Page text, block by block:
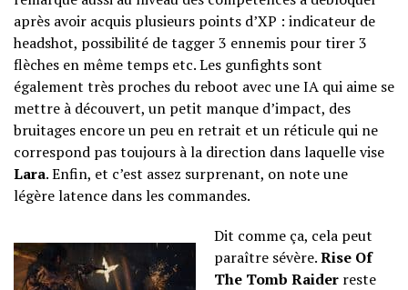
après avoir acquis plusieurs points d’XP : indicateur de
headshot, possibilité de tagger 3 ennemis pour tirer 3
flèches en même temps etc. Les gunfights sont
également très proches du reboot avec une IA qui aime se
mettre à découvert, un petit manque d’impact, des
bruitages encore un peu en retrait et un réticule qui ne
correspond pas toujours à la direction dans laquelle vise
Lara. Enfin, et c’est assez surprenant, on note une
légère latence dans les commandes.
Dit comme ça, cela peut
paraître sévère.Rise Of
The Tomb Raider reste